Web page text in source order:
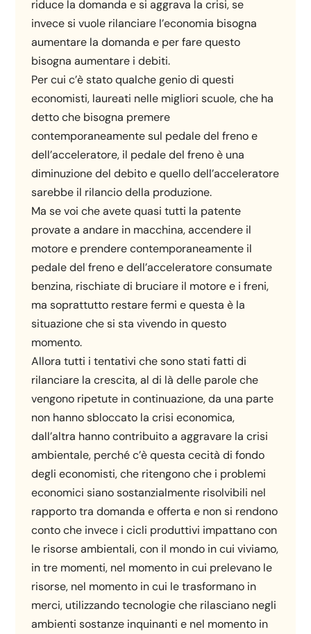
riduce la domanda e si aggrava la crisi, se
invece si vuole rilanciare l’economia bisogna
aumentare la domanda e per fare questo
bisogna aumentare i debiti.
Per cui c’è stato qualche genio di questi
economisti, laureati nelle migliori scuole, che ha
detto che bisogna premere
contemporaneamente sul pedale del freno e
dell’acceleratore, il pedale del freno è una
diminuzione del debito e quello dell’acceleratore
sarebbe il rilancio della produzione.
Ma se voi che avete quasi tutti la patente
provate a andare in macchina, accendere il
motore e prendere contemporaneamente il
pedale del freno e dell’acceleratore consumate
benzina, rischiate di bruciare il motore e i freni,
ma soprattutto restare fermi e questa è la
situazione che si sta vivendo in questo
momento.
Allora tutti i tentativi che sono stati fatti di
rilanciare la crescita, al di là delle parole che
vengono ripetute in continuazione, da una parte
non hanno sbloccato la crisi economica,
dall’altra hanno contribuito a aggravare la crisi
ambientale, perché c’è questa cecità di fondo
degli economisti, che ritengono che i problemi
economici siano sostanzialmente risolvibili nel
rapporto tra domanda e offerta e non si rendono
conto che invece i cicli produttivi impattano con
le risorse ambientali, con il mondo in cui viviamo,
in tre momenti, nel momento in cui prelevano le
risorse, nel momento in cui le trasformano in
merci, utilizzando tecnologie che rilasciano negli
ambienti sostanze inquinanti e nel momento in